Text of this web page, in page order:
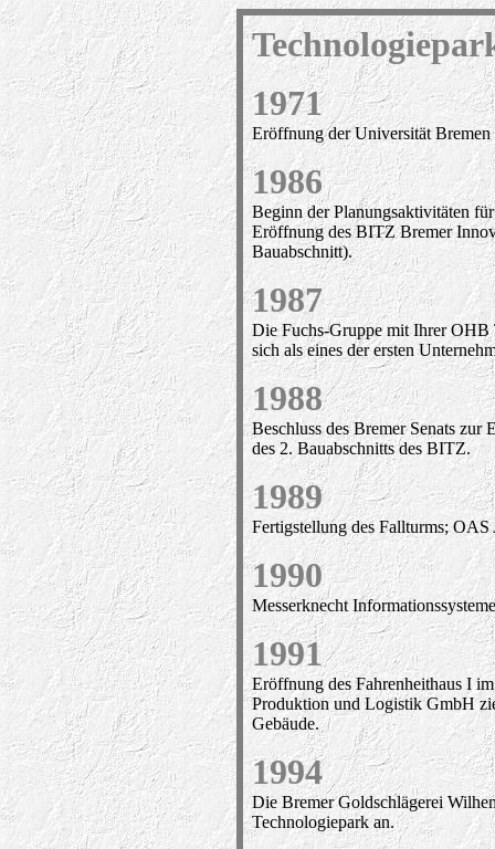
1971
Eröffnung der Universität Bremen
1986
Beginn der Planungsaktivitäten
Eröffnung des BITZ Bremer
Bauabschnitt).
1987
Die Fuchs-Gruppe mit Ihrer
sich als eines der ersten
1988
Beschluss des Bremer Senats
des 2. Bauabschnitts des BITZ.
1989
Fertigstellung des Fallturms;
1990
Messerknecht
1991
Eröffnung des Fahrenheithaus I
Produktion und Logistik GmbH
Gebäude.
1994
Die Bremer Goldschlägerei
Technologiepark an.